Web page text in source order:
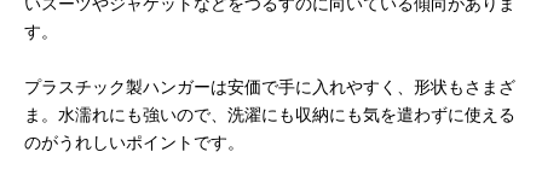
す。
プラスチック製ハンガーは安価で手に入れやすく、形状もさまざ
ま。水濡れにも強いので、洗濯にも収納にも気を遣わずに使える
のがうれしいポイントです。